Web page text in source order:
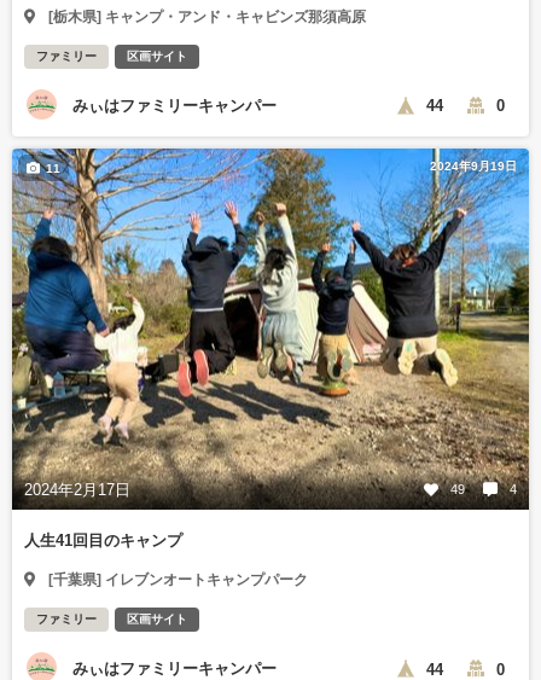
[栃木県] キャンプ・アンド・キャビンズ那須高原
ファミリー 区画サイト
みぃはファミリーキャンパー 44 0
2024年9月19日
2024年2月17日 49 4
11
人生41回目のキャンプ
[千葉県] イレブンオートキャンプパーク
ファミリー 区画サイト
みぃはファミリーキャンパー 44 0